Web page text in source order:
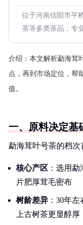
位于河南信阳市平
茶等多类茶品，专
介绍： 本文解析勐海茸
点，再到市场定位，帮
值。
一、原料决定基
勐海茸叶号茶的档次
核心产区 ：选用
片肥厚茸毛密布
树龄差异 ：30年
上古树茶更显醇厚